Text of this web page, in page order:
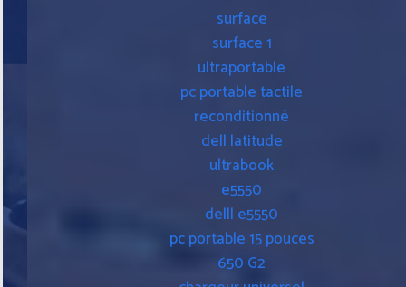
surface
surface 1
ultraportable
pc portable tactile
reconditionné
dell latitude
ultrabook
e5550
delll e5550
pc portable 15 pouces
650 G2